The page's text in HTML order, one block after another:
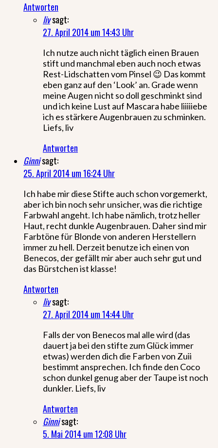
Antworten
livsagt:
27. April 2014 um 14:43 Uhr
Ich nutze auch nicht täglich einen Brauen
stift und manchmal eben auch noch etwas
Rest-Lidschatten vom Pinsel 😉 Das kommt
eben ganz auf den ‘Look’ an. Grade wenn
meine Augen nicht so doll geschminkt sind
und ich keine Lust auf Mascara habe liiiiiebe
ich es stärkere Augenbrauen zu schminken.
Liefs, liv
Antworten
Ginnisagt:
25. April 2014 um 16:24 Uhr
Ich habe mir diese Stifte auch schon vorgemerkt,
aber ich bin noch sehr unsicher, was die richtige
Farbwahl angeht. Ich habe nämlich, trotz heller
Haut, recht dunkle Augenbrauen. Daher sind mir
Farbtöne für Blonde von anderen Herstellern
immer zu hell. Derzeit benutze ich einen von
Benecos, der gefällt mir aber auch sehr gut und
das Bürstchen ist klasse!
Antworten
livsagt:
27. April 2014 um 14:44 Uhr
Falls der von Benecos mal alle wird (das
dauert ja bei den stifte zum Glück immer
etwas) werden dich die Farben von Zuii
bestimmt ansprechen. Ich finde den Coco
schon dunkel genug aber der Taupe ist noch
dunkler. Liefs, liv
Antworten
Ginnisagt:
5. Mai 2014 um 12:08 Uhr